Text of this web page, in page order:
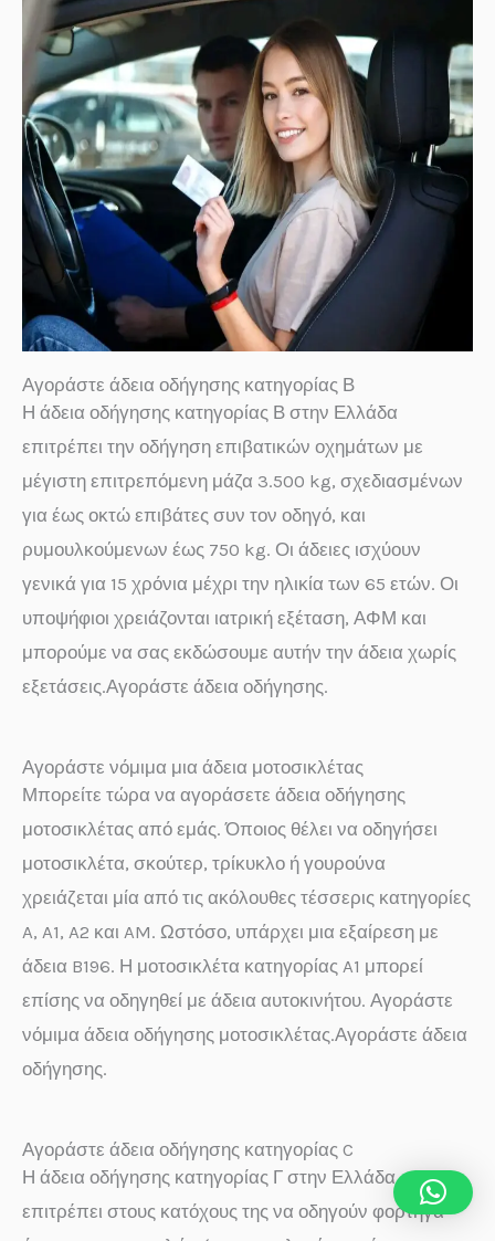
Αγοράστε άδεια οδήγησης κατηγορίας Β
Η άδεια οδήγησης κατηγορίας Β στην Ελλάδα
επιτρέπει την οδήγηση επιβατικών οχημάτων με
μέγιστη επιτρεπόμενη μάζα 3.500 kg, σχεδιασμένων
για έως οκτώ επιβάτες συν τον οδηγό, και
ρυμουλκούμενων έως 750 kg. Οι άδειες ισχύουν
γενικά για 15 χρόνια μέχρι την ηλικία των 65 ετών. Οι
υποψήφιοι χρειάζονται ιατρική εξέταση, ΑΦΜ και
μπορούμε να σας εκδώσουμε αυτήν την άδεια χωρίς
εξετάσεις.Αγοράστε άδεια οδήγησης.
Αγοράστε νόμιμα μια άδεια μοτοσικλέτας
Μπορείτε τώρα να αγοράσετε άδεια οδήγησης
μοτοσικλέτας από εμάς. Όποιος θέλει να οδηγήσει
μοτοσικλέτα, σκούτερ, τρίκυκλο ή γουρούνα
χρειάζεται μία από τις ακόλουθες τέσσερις κατηγορίες
A, A1, A2 και AM. Ωστόσο, υπάρχει μια εξαίρεση με
άδεια B196. Η μοτοσικλέτα κατηγορίας A1 μπορεί
επίσης να οδηγηθεί με άδεια αυτοκινήτου. Αγοράστε
νόμιμα άδεια οδήγησης μοτοσικλέτας.Αγοράστε άδεια
οδήγησης.
Αγοράστε άδεια οδήγησης κατηγορίας C
Η άδεια οδήγησης κατηγορίας Γ στην Ελλάδα
επιτρέπει στους κατόχους της να οδηγούν φορτηγά